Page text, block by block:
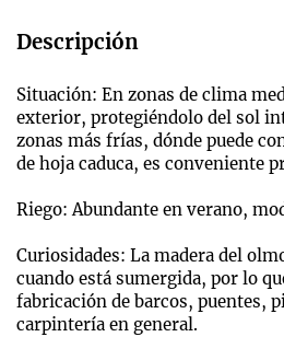
Descripción
Situación: En zonas de clima
exterior, protegiéndolo del sol
zonas más frías, dónde puede
de hoja caduca, es conveniente
Riego: Abundante en verano,
Curiosidades: La madera del
cuando está sumergida, por lo
fabricación de barcos, puentes,
carpintería en general.